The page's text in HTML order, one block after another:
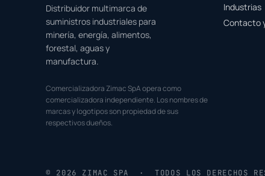
Distribuidor multimarca de
suministros industriales para
minería, energía, alimentos,
forestal, aguas y
manufactura.
Comercializadora Zimac SpA opera como
comercializadora independiente. Los nombres de
marcas y logotipos son propiedad de sus
respectivos dueños.
Industrias
Contacto
© 2026 ZIMAC SPA · TODOS LOS DERECHOS